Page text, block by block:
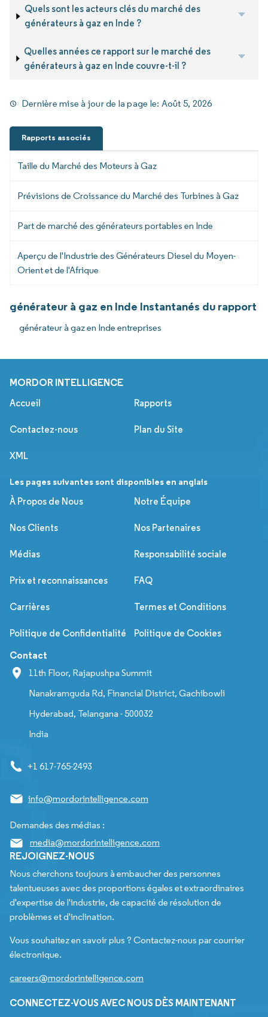
Quels sont les acteurs clés du marché des
générateurs à gaz en Inde ?
Quelles années ce rapport sur le marché des
générateurs à gaz en Inde couvre-t-il ?
Dernière mise à jour de la page le: Août 5, 2026
Rapports associés
Taille du Marché des Moteurs à Gaz
Prévisions de Croissance du Marché des Turbines à Gaz
Part de marché des générateurs portables en Inde
Aperçu de l'Industrie des Générateurs Diesel du Moyen-
Orient et de l'Afrique
générateur à gaz en Inde Instantanés du rapport
générateur à gaz en Inde entreprises
MORDOR INTELLIGENCE
Accueil Rapports
Contactez-nous Plan du Site
XML
Les pages suivantes sont disponibles en anglais
À Propos de Nous
Notre Équipe
Nos Clients Nos Partenaires
Médias Responsabilité sociale
Prix et reconnaissances FAQ
Carrières Termes et Conditions
Politique de Confidentialité Politique de Cookies
Contact
11th Floor, Rajapushpa Summit
Nanakramguda Rd, Financial District, Gachibowli
Hyderabad, Telangana - 500032
India
+1 617-765-2493
info@mordorintelligence.com
Demandes des médias :
media@mordorintelligence.com
REJOIGNEZ-NOUS
Nous cherchons toujours à embaucher des personnes
talentueuses avec des proportions égales et extraordinaires
d'expertise de l'industrie, de capacité de résolution de
problèmes et d'inclination.
Vous souhaitez en savoir plus ? Contactez-nous par courrier
électronique.
careers@mordorintelligence.com
CONNECTEZ-VOUS AVEC NOUS DÈS MAINTENANT